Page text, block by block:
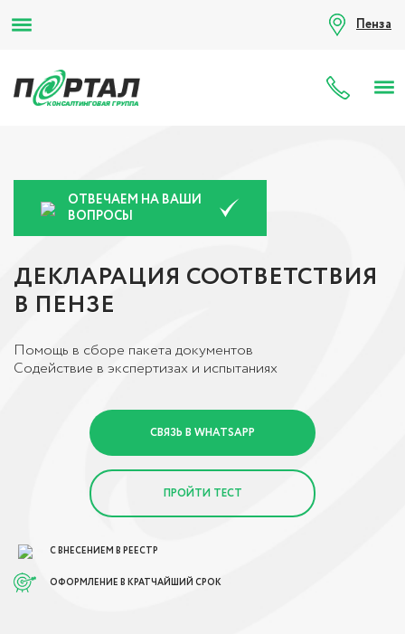
Пенза
8
ОТВЕЧАЕМ НА ВАШИ
ВОПРОСЫ
ДЕКЛАРАЦИЯ СООТВЕТСТВИЯ
В ПЕНЗЕ
Помощь в сборе пакета документов
Содействие в экспертизах и испытаниях
СВЯЗЬ В WHATSAPP
ПРОЙТИ ТЕСТ
С ВНЕСЕНИЕМ В РЕЕСТР
ОФОРМЛЕНИЕ В КРАТЧАЙШИЙ СРОК